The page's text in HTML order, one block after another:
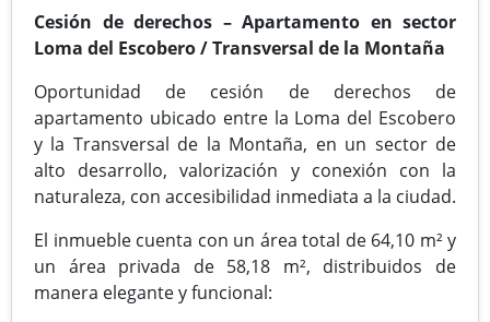
Cesión de derechos – Apartamento en sector
Loma del Escobero / Transversal de la Montaña
Oportunidad de cesión de derechos de
apartamento ubicado entre la Loma del Escobero
y la Transversal de la Montaña, en un sector de
alto desarrollo, valorización y conexión con la
naturaleza, con accesibilidad inmediata a la ciudad.
El inmueble cuenta con un área total de 64,10 m² y
un área privada de 58,18 m², distribuidos de
manera elegante y funcional: